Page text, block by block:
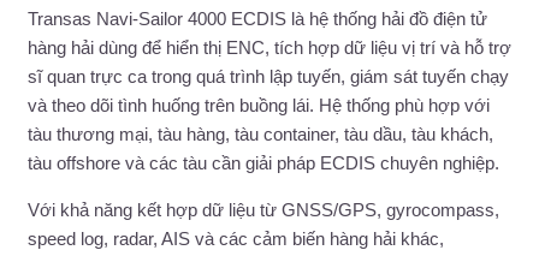
Transas Navi-Sailor 4000 ECDIS là hệ thống hải đồ điện tử
hàng hải dùng để hiển thị ENC, tích hợp dữ liệu vị trí và hỗ trợ
sĩ quan trực ca trong quá trình lập tuyến, giám sát tuyến chạy
và theo dõi tình huống trên buồng lái. Hệ thống phù hợp với
tàu thương mại, tàu hàng, tàu container, tàu dầu, tàu khách,
tàu offshore và các tàu cần giải pháp ECDIS chuyên nghiệp.
Với khả năng kết hợp dữ liệu từ GNSS/GPS, gyrocompass,
speed log, radar, AIS và các cảm biến hàng hải khác,